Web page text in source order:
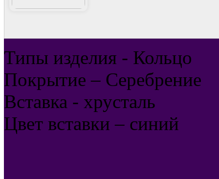
Типы изделия - Кольцо
Покрытие – Серебрение
Вставка - хрусталь
Цвет вставки – синий